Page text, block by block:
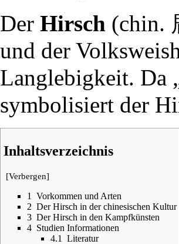
Der Hirsch (chin.
und der
Langlebigkeit. Da
symbolisiert der
Inhaltsverzeichnis
[Verbergen]
1
Vorkommen und Arten
2 Der Hirsch in der chinesischen Kultur
3 Der Hirsch in den Kampfkünsten
4 Studien Informationen
4.1
Literatur